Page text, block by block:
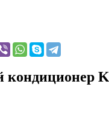
кондиционер